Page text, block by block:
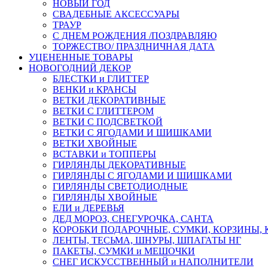
НОВЫЙ ГОД
СВАДЕБНЫЕ АКСЕССУАРЫ
ТРАУР
С ДНЕМ РОЖДЕНИЯ /ПОЗДРАВЛЯЮ
ТОРЖЕСТВО/ ПРАЗДНИЧНАЯ ДАТА
УЦЕНЕННЫЕ ТОВАРЫ
НОВОГОДНИЙ ДЕКОР
БЛЕСТКИ и ГЛИТТЕР
ВЕНКИ и КРАНСЫ
ВЕТКИ ДЕКОРАТИВНЫЕ
ВЕТКИ С ГЛИТТЕРОМ
ВЕТКИ С ПОДСВЕТКОЙ
ВЕТКИ С ЯГОДАМИ И ШИШКАМИ
ВЕТКИ ХВОЙНЫЕ
ВСТАВКИ и ТОППЕРЫ
ГИРЛЯНДЫ ДЕКОРАТИВНЫЕ
ГИРЛЯНДЫ С ЯГОДАМИ И ШИШКАМИ
ГИРЛЯНДЫ СВЕТОДИОДНЫЕ
ГИРЛЯНДЫ ХВОЙНЫЕ
ЕЛИ и ДЕРЕВЬЯ
ДЕД МОРОЗ, СНЕГУРОЧКА, САНТА
КОРОБКИ ПОДАРОЧНЫЕ, СУМКИ,
ЛЕНТЫ, ТЕСЬМА, ШНУРЫ, ШПАГАТЫ НГ
ПАКЕТЫ, СУМКИ и МЕШОЧКИ
СНЕГ ИСКУССТВЕННЫЙ и НАПОЛНИТЕЛИ